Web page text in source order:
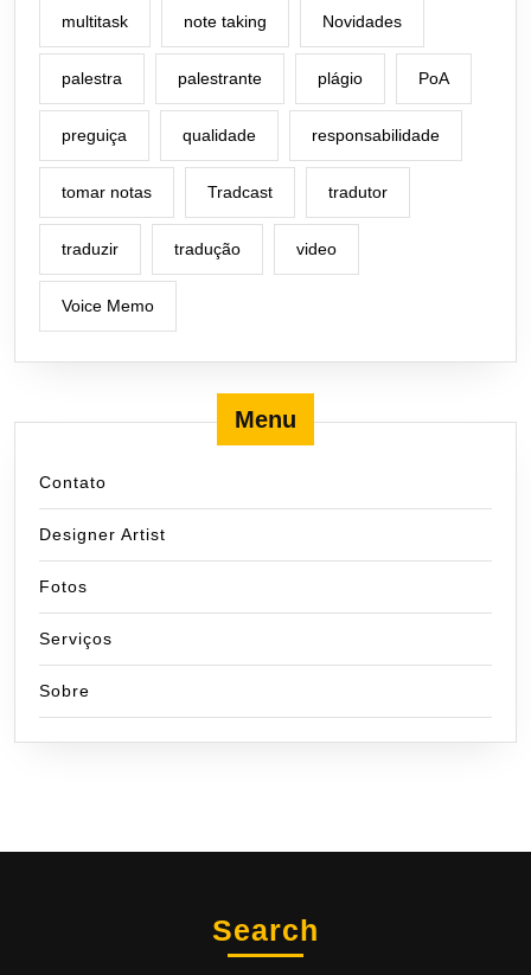
multitask note taking Novidades
palestra palestrante plágio PoA
preguiça qualidade responsabilidade
tomar notas Tradcast tradutor
traduzir tradução video
Voice Memo
Menu
Contato
Designer Artist
Fotos
Serviços
Sobre
Search